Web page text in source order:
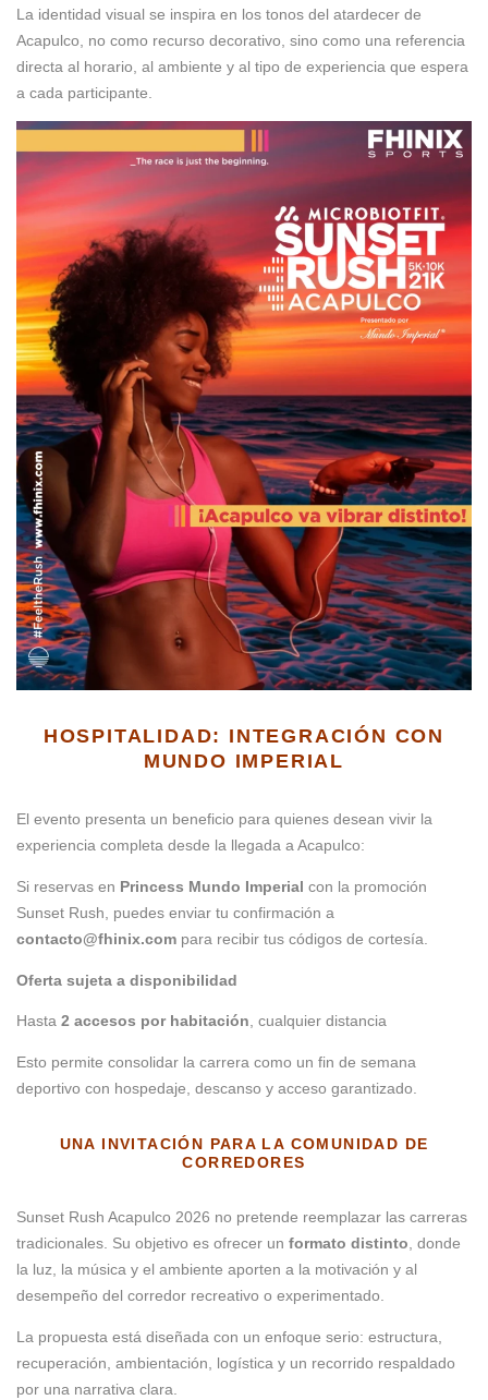
La identidad visual se inspira en los tonos del atardecer de
Acapulco, no como recurso decorativo, sino como una referencia
directa al horario, al ambiente y al tipo de experiencia que espera
a cada participante.
HOSPITALIDAD: INTEGRACIÓN CON
MUNDO IMPERIAL
El evento presenta un beneficio para quienes desean vivir la
experiencia completa desde la llegada a Acapulco:
Si reservas en Princess Mundo Imperial con la promoción
Sunset Rush, puedes enviar tu confirmación a
contacto@fhinix.com para recibir tus códigos de cortesía.
Oferta sujeta a disponibilidad
Hasta 2 accesos por habitación, cualquier distancia
Esto permite consolidar la carrera como un fin de semana
deportivo con hospedaje, descanso y acceso garantizado.
UNA INVITACIÓN PARA LA COMUNIDAD DE
CORREDORES
Sunset Rush Acapulco 2026 no pretende reemplazar las carreras
tradicionales. Su objetivo es ofrecer un formato distinto, donde
la luz, la música y el ambiente aporten a la motivación y al
desempeño del corredor recreativo o experimentado.
La propuesta está diseñada con un enfoque serio: estructura,
recuperación, ambientación, logística y un recorrido respaldado
por una narrativa clara.